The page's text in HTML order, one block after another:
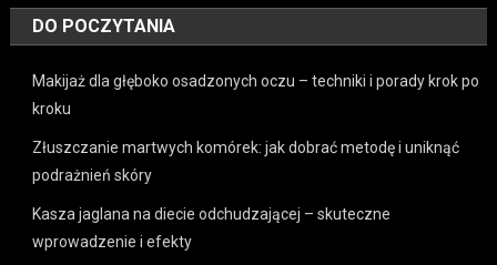
DO POCZYTANIA
Makijaż dla głęboko osadzonych oczu – techniki i porady krok po
kroku
Złuszczanie martwych komórek: jak dobrać metodę i uniknąć
podrażnień skóry
Kasza jaglana na diecie odchudzającej – skuteczne
wprowadzenie i efekty